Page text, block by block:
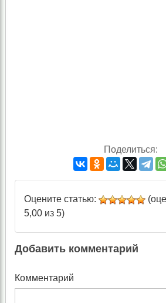
Поделиться:
Оцените статью:
5,00 из 5)
Добавить комментарий
Комментарий